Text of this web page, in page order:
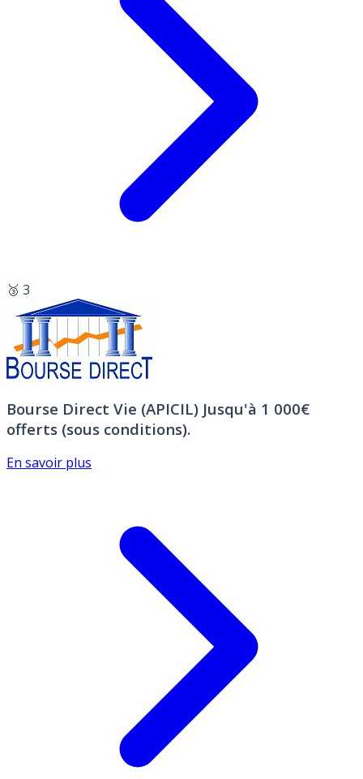
🥉 3
Bourse Direct Vie (APICIL) Jusqu'à 1 000€
offerts (sous conditions).
En savoir plus